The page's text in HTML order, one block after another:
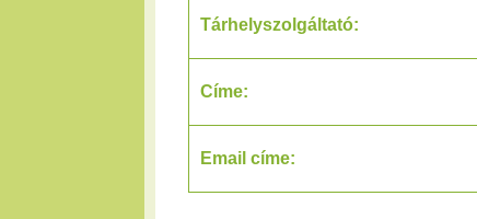
Tárhelyszolgáltató:
Címe:
Email címe: